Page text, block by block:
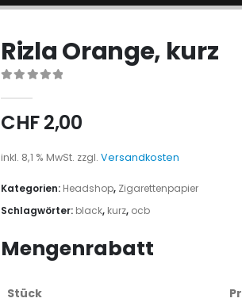
Rizla Orange, kurz
CHF2,00
inkl. 8,1 % MwSt. zzgl. Versandkosten
Kategorien: Headshop, Zigarettenpapier
Schlagwörter: black, kurz, ocb
Mengenrabatt
Stück